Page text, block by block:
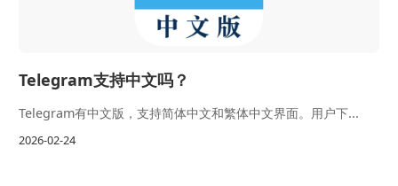
Telegram支持中文吗？
Telegram有中文版，支持简体中文和繁体中文界面。用户下...
2026-02-24